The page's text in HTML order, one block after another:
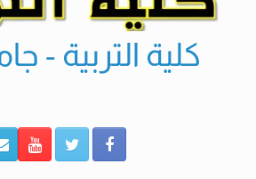
كلية التربية -